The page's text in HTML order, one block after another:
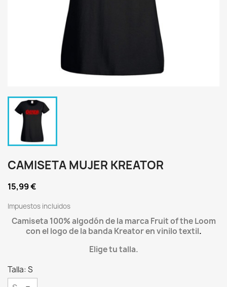
CAMISETA MUJER KREATOR
15,99 €
Impuestos incluidos
Camiseta 100% algodón de la marca Fruit of the Loom
con el logo de la banda Kreator en vinilo textil.
Elige tu talla.
Talla: S